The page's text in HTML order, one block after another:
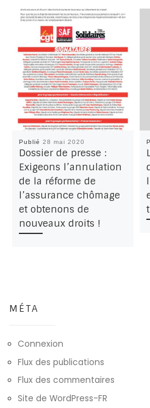
Publié28 mai 2020
Dossier de presse :
Exigeons l’annulation
de la réforme de
l’assurance chômage
et obtenons de
nouveaux droits !
MÉTA
Connexion
Flux des publications
Flux des commentaires
Site de WordPress-FR